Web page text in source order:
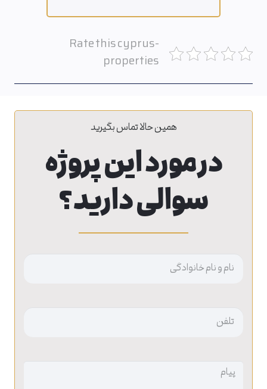
Rate this cyprus-
properties
همین حالا تماس بگیرید
در مورد این پروژه
سوالی دارید؟
بدون
بدون